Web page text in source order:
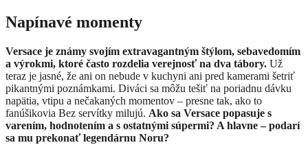
Napínavé momenty
Versace je známy svojím extravagantným štýlom, sebavedomím
a výrokmi, ktoré často rozdelia verejnosť na dva tábory. Už
teraz je jasné, že ani on nebude v kuchyni ani pred kamerami šetriť
pikantnými poznámkami. Diváci sa môžu tešiť na poriadnu dávku
napätia, vtipu a nečakaných momentov – presne tak, ako to
fanúšikovia Bez servítky milujú. Ako sa Versace popasuje s
varením, hodnotením a s ostatnými súpermi? A hlavne – podarí
sa mu prekonať legendárnu Noru?